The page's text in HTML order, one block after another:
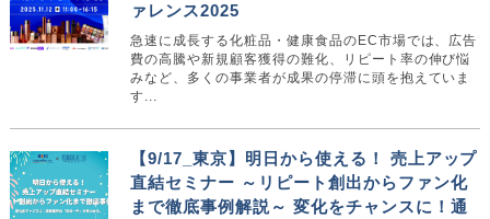
ァレンス2025
急速に成長する化粧品・健康食品のEC市場では、広告
費の高騰や新規顧客獲得の難化、リピート率の伸び悩
みなど、多くの事業者が成果の停滞に頭を抱えていま
す...
【9/17_東京】明日から使える！ 売上アップ
直結セミナー ～リピート創出からファン化
まで徹底事例解説～ 変化をチャンスに！通